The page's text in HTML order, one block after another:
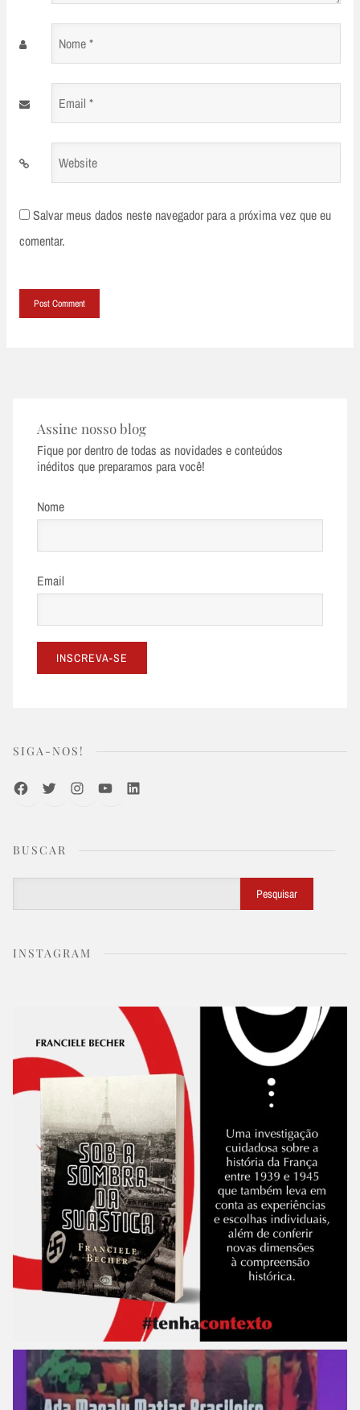
Nome
Email
Website
Salvar meus dados neste navegador para a próxima vez que eu
comentar.
Assine nosso blog
Fique por dentro de todas as novidades e conteúdos
inéditos que preparamos para você!
Nome
Email
SIGA-NOS!
FacebookTwitterInstagramYoutubeLinkedIn
BUSCAR
Pesquisar
INSTAGRAM